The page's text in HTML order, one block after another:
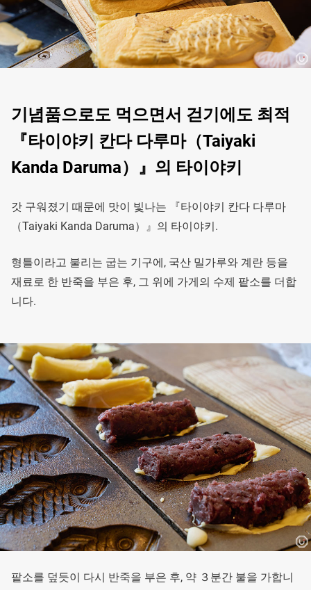
기념품으로도 먹으면서 걷기에도 최적
『타이야키 칸다 다루마（Taiyaki
Kanda Daruma）』의 타이야키
갓 구워졌기 때문에 맛이 빛나는 『타이야키 칸다 다루마
（Taiyaki Kanda Daruma）』의 타이야키.
형틀이라고 불리는 굽는 기구에, 국산 밀가루와 계란 등을
재료로 한 반죽을 부은 후, 그 위에 가게의 수제 팥소를 더합
니다.
팥소를 덮듯이 다시 반죽을 부은 후, 약 ３분간 불을 가합니